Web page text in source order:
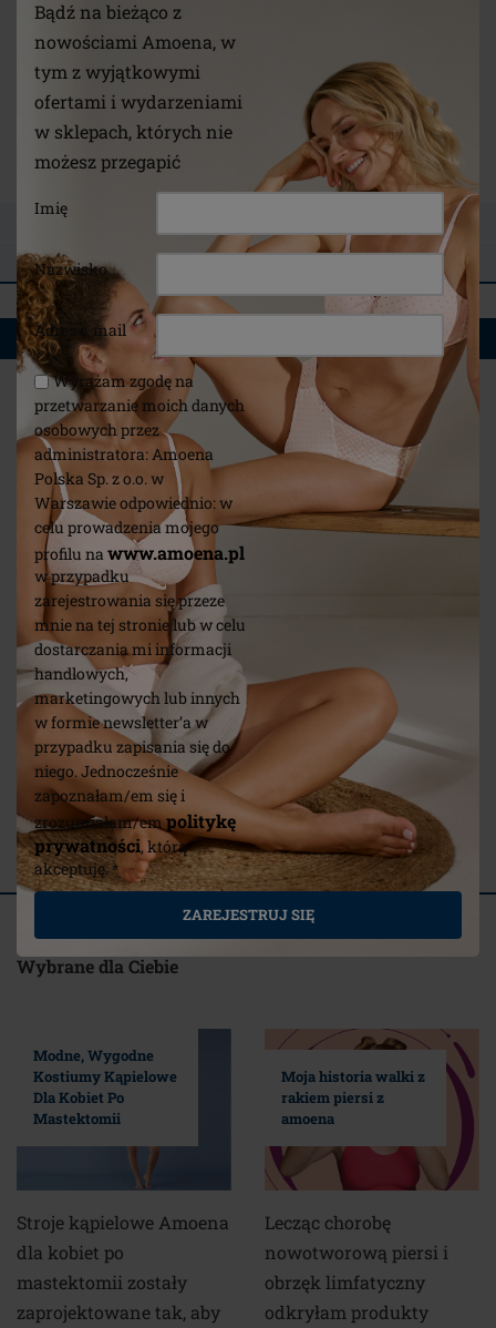
Bądź na bieżąco z
nowościami Amoena, w
tym z wyjątkowymi
ofertami i wydarzeniami
w sklepach, których nie
możesz przegapić
Imię
Nazwisko
Adres e-mail *
Wyrażam zgodę na
przetwarzanie moich danych
osobowych przez
administratora: Amoena
Polska Sp. z o.o. w
Warszawie odpowiednio: w
celu prowadzenia mojego
profilu na www.amoena.pl
w przypadku
zarejestrowania się przeze
mnie na tej stronie lub w celu
dostarczania mi informacji
handlowych,
marketingowych lub innych
w formie newsletter’a w
przypadku zapisania się do
niego. Jednocześnie
zapoznałam/em się i
zrozumiałam/empolitykę
prywatności, którą
akceptuję. *
ZAREJESTRUJ SIĘ
prania, nie wybielać, nie suszyć w suszarce, nie
prasować, nie czyść chemicznie. Uprać przed
pierwszym użyciem.
Link
/pl/o-nas/instrukcje-pielegnacji-odziezy/
MOŻE SPODOBAĆ CI SIĘ TAKŻE
Valletta Top
(25)
Powiązane artykuły
Wybrane dla Ciebie
Modne, Wygodne
Kostiumy Kąpielowe
Dla Kobiet Po
Mastektomii
Stroje kąpielowe Amoena
dla kobiet po
mastektomii zostały
zaprojektowane tak, aby
Moja historia walki z
rakiem piersi z
amoena
Lecząc chorobę
nowotworową piersi i
obrzęk limfatyczny
odkryłam produkty